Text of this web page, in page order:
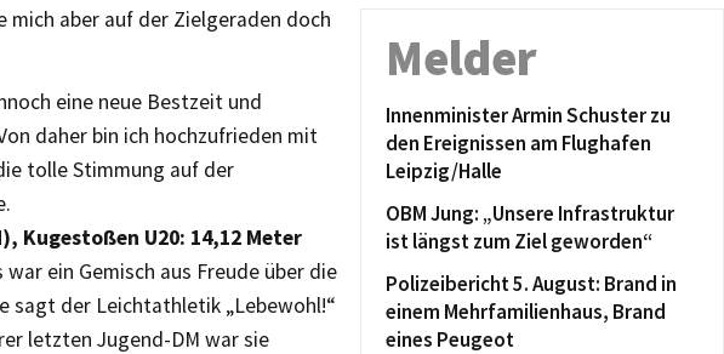
mich aber auf der Zielgeraden doch
eine neue Bestzeit und
daher bin ich hochzufrieden mit
tolle Stimmung auf der
Kugestoßen U20: 14,12 Meter
ein Gemisch aus Freude über die
sagt der Leichtathletik „Lebewohl!“
letzten Jugend-DM war sie
Melder
Innenminister Armin Schuster zu
den Ereignissen am Flughafen
Leipzig/Halle
OBM Jung: „Unsere Infrastruktur
ist längst zum Ziel geworden“
Polizeibericht 5. August: Brand in
einem Mehrfamilienhaus, Brand
eines Peugeot